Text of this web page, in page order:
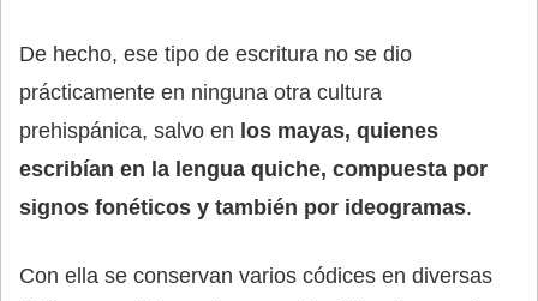
De hecho, ese tipo de escritura no se dio
prácticamente en ninguna otra cultura
prehispánica, salvo en los mayas, quienes
escribían en la lengua quiche, compuesta por
signos fonéticos y también por ideogramas.
Con ella se conservan varios códices en diversas